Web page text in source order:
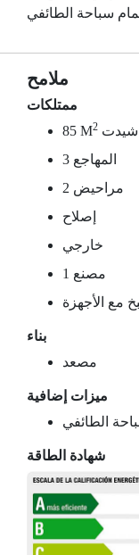
سباحة الطائفي
ملامح
ممتلكات
85 M2 شيدت
3 المهاجع
2 مراحيض
إصلاح
خارجي
مصنع 1
مع الأجهزة
بناء
مصعد
ميزات إضافية
الطائفي
شهادة الطاقة